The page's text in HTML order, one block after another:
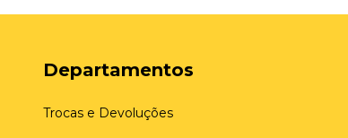
Departamentos
Trocas e Devoluções